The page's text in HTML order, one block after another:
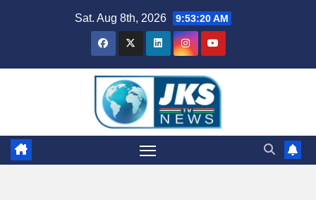
Sat. Aug 8th, 2026 9:53:21 AM